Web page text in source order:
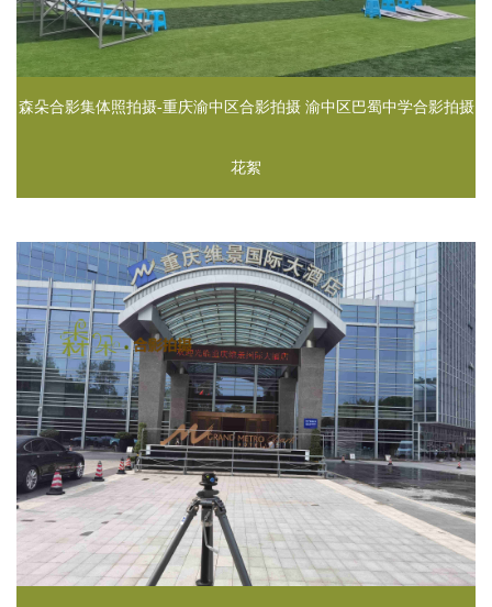
森朵合影集体照拍摄-重庆渝中区合影拍摄 渝中区巴蜀中学合影拍摄
花絮